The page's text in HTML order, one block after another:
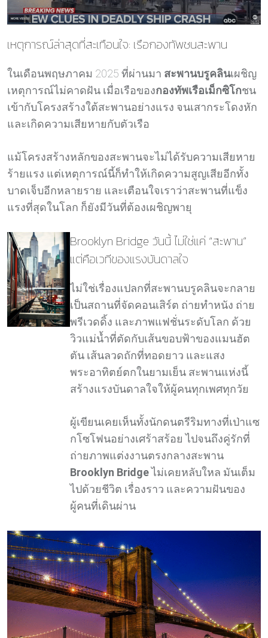
เหตุการณ์ล่าสุดที่สะเทือนใจ: เรือกองทัพชนสะพาน
ในเดือนพฤษภาคม 2025 ที่ผ่านมา สะพานบรูคลินเผชิญ
เหตุการณ์ไม่คาดฝัน เมื่อเรือของกองทัพเรือเม็กซิโกชน
เข้ากับโครงสร้างใต้สะพานอย่างแรง จนเสากระโดงหัก
และเกิดความเสียหายกับตัวเรือ
แม้โครงสร้างหลักของสะพานจะไม่ได้รับความเสียหาย
ร้ายแรง แต่เหตุการณ์นี้ก็ทำให้เกิดความสูญเสียอีกทั้ง
บาดเจ็บอีกหลายราย และเตือนใจเราว่าสะพานที่แข็ง
แรงที่สุดในโลก ก็ยังมีวันที่ต้องเผชิญพายุ
Brooklyn Bridge วันนี้ ไม่ใช่แค่ “สะพาน”
แต่คือเวทีของแรงบันดาลใจ
ไม่ใช่เรื่องแปลกที่สะพานบรูคลินจะกลาย
เป็นสถานที่จัดคอนเสิร์ต ถ่ายทำหนัง ถ่าย
พรีเวดดิ้ง และภาพแฟชั่นระดับโลก ด้วย
วิวแม่น้ำที่ตัดกับเส้นขอบฟ้าของแมนฮัต
ตัน เส้นลวดถักที่ทอดยาว และแสง
พระอาทิตย์ตกในยามเย็น สะพานแห่งนี้
สร้างแรงบันดาลใจให้ผู้คนทุกเพศทุกวัย
ผู้เขียนเคยเห็นทั้งนักดนตรีริมทางที่เป่าแซ
กโซโฟนอย่างเศร้าสร้อย ไปจนถึงคู่รักที่
ถ่ายภาพแต่งงานตรงกลางสะพาน
Brooklyn Bridgeไม่เคยหลับใหล มันเต็ม
ไปด้วยชีวิต เรื่องราว และความฝันของ
ผู้คนที่เดินผ่าน